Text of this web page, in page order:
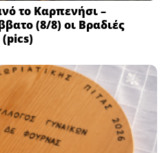
το Καρπενήσι –
(8/8) οι Βραδιές